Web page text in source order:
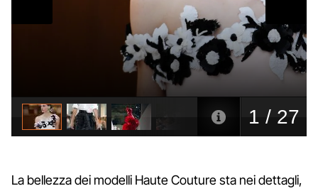
La bellezza dei modelli Haute Couture sta nei dettagli,